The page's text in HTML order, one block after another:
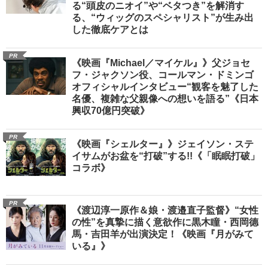
る“頭皮のニオイ”や“ベタつき”を解消す
る、“ウィッグのスペシャリスト”が生み出
した徹底ケアとは
PR
《映画『Michael／マイケル』》父ジョセ
フ・ジャクソン役、コールマン・ドミンゴ
オフィシャルインタビュー“観客を魅了した
名優、複雑な父親像への想いを語る”《日本
興収70億円突破》
PR
《映画『シェルター』》ジェイソン・ステ
イサムがお盆を“打破”する!!《「眠眠打破」
コラボ》
PR
《渡辺淳一原作＆娘・渡邉直子監督》“女性
の性”を真摯に描く意欲作に黒木瞳・西岡德
馬・吉田羊が出演決定！《映画『月がみて
いる』》